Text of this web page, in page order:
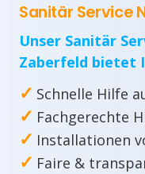
Sanitär Service
Unser Sanitär
Zaberfeld bietet
✓ Schnelle Hilfe
✓ Fachgerechte
✓ Installationen
✓ Faire &